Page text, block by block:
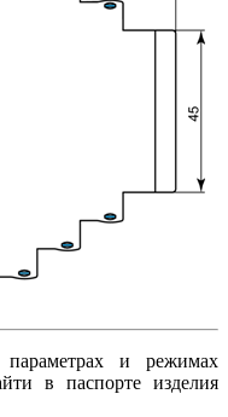
и режимах
в паспорте изделия